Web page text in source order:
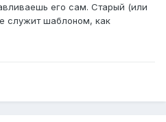
его сам. Старый (или
служит шаблоном, как